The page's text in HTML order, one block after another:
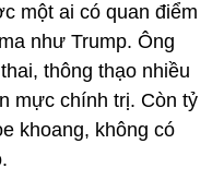
một ai có quan điểm
như Trump. Ông
thông thạo nhiều
mực chính trị. Còn tỷ
khoang, không có